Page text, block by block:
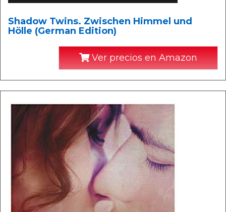
Shadow Twins. Zwischen Himmel und
Hölle (German Edition)
Ver precios en Amazon